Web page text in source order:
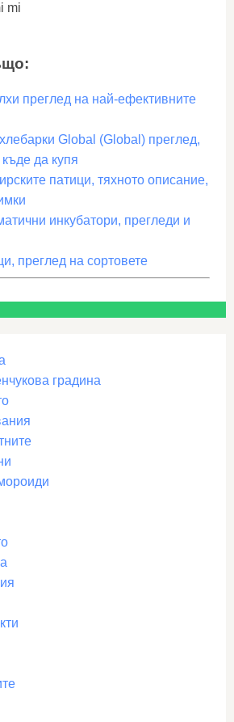
mi
преглед на най-ефективните
Global (Global) преглед,
да купя
патици, тяхното описание,
инкубатори, прегледи и
преглед на сортовете
градина